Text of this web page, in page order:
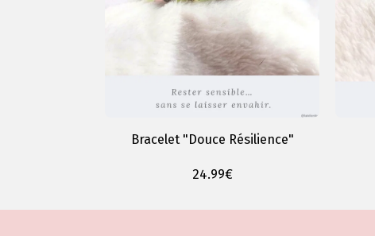
Bracelet "Douce Résilience"
24.99€